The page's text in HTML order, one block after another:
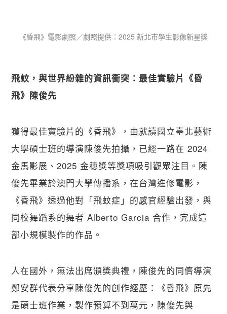
《昏飛》電影劇照／劇照提供：​2025 新北市學生影像新星獎
飛蚊，與世界紛雜的資訊衝突：最佳實驗片《昏
飛》陳俊先
獲得最佳實驗片的《昏飛》，由就讀國立臺北藝術
大學碩士班的導演陳俊先拍攝，已經一路在 2024
金馬影展、2025 金穗獎等獎項吸引觀眾注目。陳
俊先畢業於澳門大學傳播系，在台灣進修電影，
《昏飛》透過他對「飛蚊症」的感官經驗出發，與
同校舞蹈系的舞者 Alberto Garcia 合作，完成這
部小規模製作的作品。
人在國外，無法出席頒獎典禮，陳俊先的同儕導演
鄭安群代表分享陳俊先的創作經歷：《昏飛》原先
是碩士班作業，製作預算不到萬元，陳俊先與